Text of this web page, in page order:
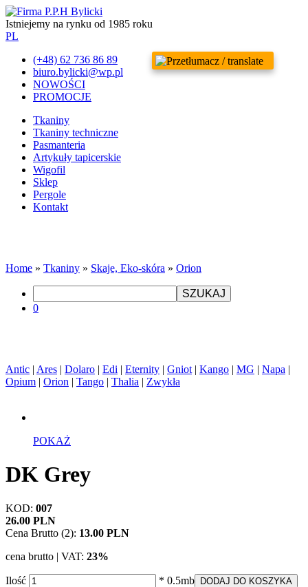
Istniejemy na rynku od 1985 roku
PL
(+48) 62 736 86 89
biuro.bylicki@wp.pl
NOWOŚCI
PROMOCJE
Tkaniny
Tkaniny techniczne
Pasmanteria
Artykuły tapicerskie
Wigofil
Sklep
Pergole
Kontakt
Home » Tkaniny » Skaje, Eko-skóra » Orion
SZUKAJ
0
Antic | Ares | Dolaro | Edi | Eternity | Gniot | Kango | MG | Napa |
Opium | Orion | Tango | Thalia | Zwykła
POKAŻ
DK Grey
KOD: 007
26.00 PLN
Cena Brutto (2): 13.00 PLN
cena brutto | VAT: 23%
Ilość * 0.5mb DODAJ DO KOSZYKA